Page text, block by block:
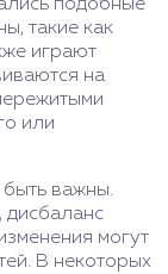
подобные
такие как
играют
на
или
быть важны.
дисбаланс
могут
В некоторых